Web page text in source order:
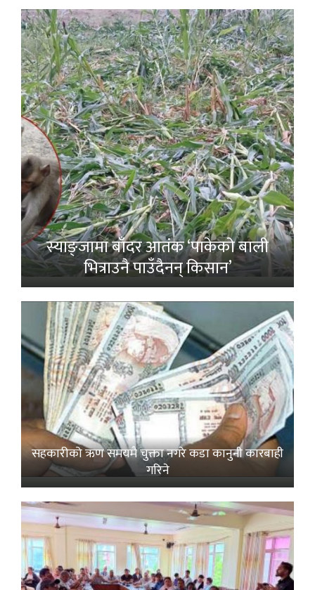
स्याङ्जामा बाँदर आतंक ‘पाकेको बाली
भित्राउनै पाउँदैनन् किसान’
सहकारीको ऋण समयमै चुक्ता नगरे कडा कानुनी कारबाही
गरिने